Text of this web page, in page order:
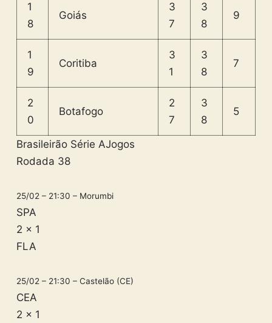
1
8
Goiás
3
7
3
8
9
1
9
Coritiba
3
1
3
8
7
2
0
Botafogo
2
7
3
8
5
Brasileirão Série AJogos
Rodada 38
25/02 – 21:30 – Morumbi
SPA
2 x 1
FLA
25/02 – 21:30 – Castelão (CE)
CEA
2 x 1